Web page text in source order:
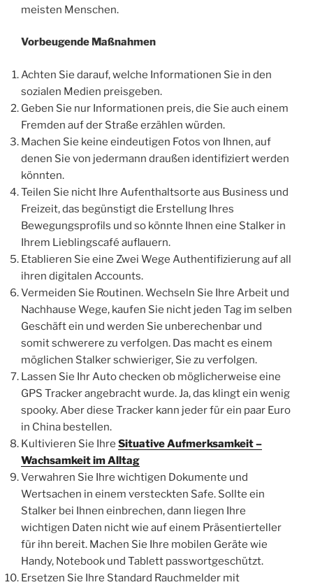
meisten Menschen.
Vorbeugende Maßnahmen
Achten Sie darauf, welche Informationen Sie in den
sozialen Medien preisgeben.
Geben Sie nur Informationen preis, die Sie auch einem
Fremden auf der Straße erzählen würden.
Machen Sie keine eindeutigen Fotos von Ihnen, auf
denen Sie von jedermann draußen identifiziert werden
könnten.
Teilen Sie nicht Ihre Aufenthaltsorte aus Business und
Freizeit, das begünstigt die Erstellung Ihres
Bewegungsprofils und so könnte Ihnen eine Stalker in
Ihrem Lieblingscafé auflauern.
Etablieren Sie eine Zwei Wege Authentifizierung auf all
ihren digitalen Accounts.
Vermeiden Sie Routinen. Wechseln Sie Ihre Arbeit und
Nachhause Wege, kaufen Sie nicht jeden Tag im selben
Geschäft ein und werden Sie unberechenbar und
somit schwerere zu verfolgen. Das macht es einem
möglichen Stalker schwieriger, Sie zu verfolgen.
Lassen Sie Ihr Auto checken ob möglicherweise eine
GPS Tracker angebracht wurde. Ja, das klingt ein wenig
spooky. Aber diese Tracker kann jeder für ein paar Euro
in China bestellen.
Kultivieren Sie Ihre Situative Aufmerksamkeit –
Wachsamkeit im Alltag
Verwahren Sie Ihre wichtigen Dokumente und
Wertsachen in einem versteckten Safe. Sollte ein
Stalker bei Ihnen einbrechen, dann liegen Ihre
wichtigen Daten nicht wie auf einem Präsentierteller
für ihn bereit. Machen Sie Ihre mobilen Geräte wie
Handy, Notebook und Tablett passwortgeschützt.
Ersetzen Sie Ihre Standard Rauchmelder mit